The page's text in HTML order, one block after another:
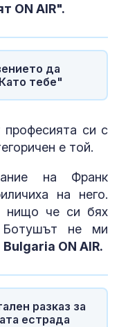
ON AIR".
да
тебе"
професията си с
е той.
на Франк
на него.
нищо че си бях
Ботушът не ми
Bulgaria ON AIR.
разказ за
естрада